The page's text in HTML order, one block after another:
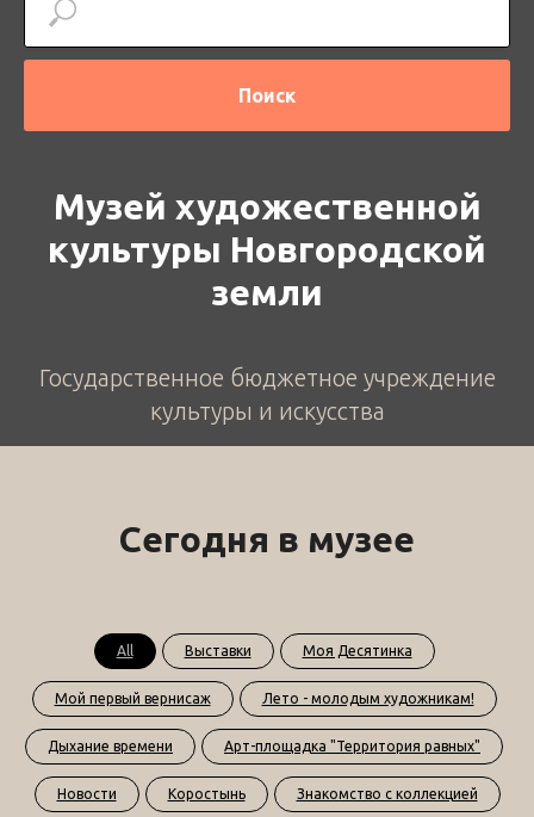
Поиск
Музей художественной
культуры Новгородской
земли
Государственное бюджетное учреждение
культуры и искусства
Сегодня в музее
All Выставки Моя Десятинка
Мой первый вернисаж Лето - молодым художникам!
Дыхание времени Арт-площадка "Территория равных"
Новости Коростынь Знакомство с коллекцией